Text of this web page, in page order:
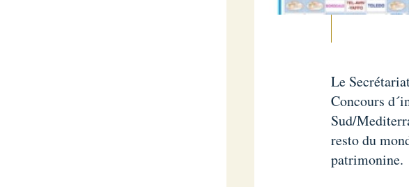
Le
Concours
Sud/
resto du
patrimonine.